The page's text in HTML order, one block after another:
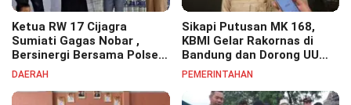
Ketua RW 17 Cijagra
Sumiati Gagas Nobar ,
Bersinergi Bersama Polsek
Bojongsoang Semarakkan
DAERAH
Sikapi Putusan MK 168,
KBMI Gelar Rakornas di
Bandung dan Dorong UU
Perlindungan Pekerja
PEMERINTAHAN